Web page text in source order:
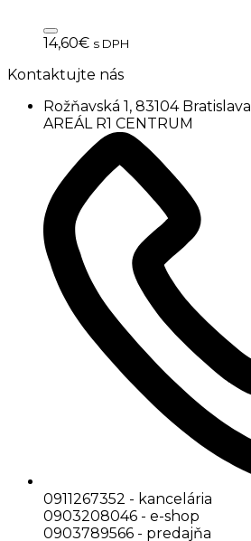
14,60€ s DPH
Kontaktujte nás
Rožňavská 1, 83104 Bratislava
AREÁL R1 CENTRUM
0911267352 - kancelária
0903208046 - e-shop
0903789566 - predajňa